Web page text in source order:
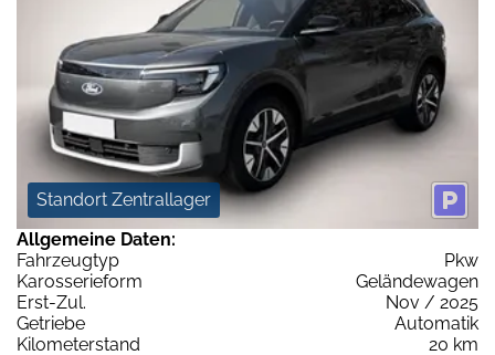
Standort Zentrallager
Allgemeine Daten:
Fahrzeugtyp
Pkw
Karosserieform
Geländewagen
Erst-Zul.
Nov / 2025
Getriebe
Automatik
Kilometerstand
20 km